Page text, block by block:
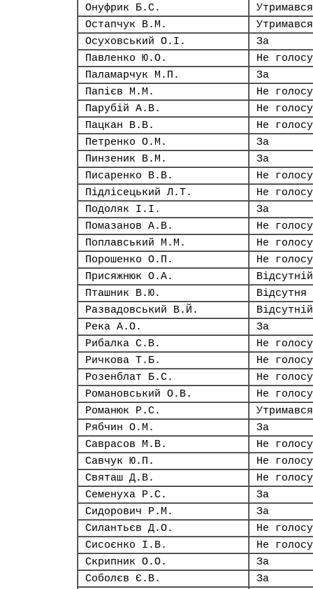
Онуфрик Б.С.
Утримався
Остапчук В.М.
Утримався
Осуховський О.І.
За
Павленко Ю.О.
Не
Паламарчук М.П.
За
Папієв М.М.
Не
Парубій А.В.
Не
Пацкан В.В.
Не
Петренко О.М.
За
Пинзеник В.М.
За
Писаренко В.В.
Не
Підлісецький Л.Т.
Не
Подоляк І.І.
За
Помазанов А.В.
Не
Поплавський М.М.
Не
Порошенко О.П.
Не
Присяжнюк О.А.
Відсутній
Пташник В.Ю.
Відсутня
Развадовський В.Й.
Відсутній
Река А.О.
За
Рибалка С.В.
Не
Ричкова Т.Б.
Не
Розенблат Б.С.
Не
Романовський О.В.
Не
Романюк Р.С.
Утримався
Рябчин О.М.
За
Саврасов М.В.
Не
Савчук Ю.П.
Не
Святаш Д.В.
Не
Семенуха Р.С.
За
Сидорович Р.М.
За
Силантьєв Д.О.
Не
Сисоєнко І.В.
Не
Скрипник О.О.
За
Соболєв Є.В.
За